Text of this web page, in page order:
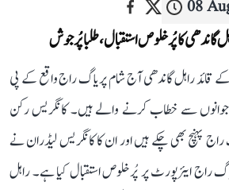
08
گاندھی کا پُرخلوص استقبال، طلبا پُرجوش
قائد راہل گاندھی آج شام پریاگ راج واقع کے پی
سے خطاب کرنے والے ہیں۔ کانگریس رکن
راج پہنچ بھی چکے ہیں اور ان کا کانگریس لیڈران نے
راج ایئرپورٹ پر پُرخلوص استقبال کیا ہے۔ راہل